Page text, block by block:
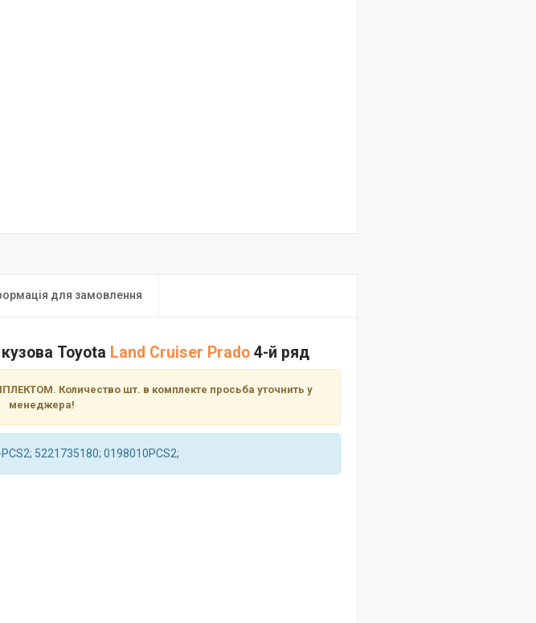
для замовлення
Toyota Land Cruiser Prado4-й ряд
Количество шт. в комплекте просьба уточнить у
менеджера!
5221735180; 0198010PCS2;